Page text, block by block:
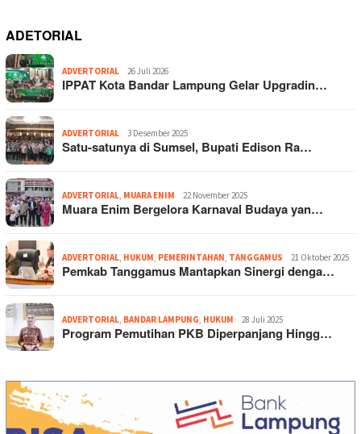
ADETORIAL
ADVERTORIAL 26 Juli 2026
IPPAT Kota Bandar Lampung Gelar Upgradin…
ADVERTORIAL 3 Desember 2025
Satu-satunya di Sumsel, Bupati Edison Ra…
ADVERTORIAL, MUARA ENIM 22 November 2025
Muara Enim Bergelora Karnaval Budaya yan…
ADVERTORIAL, HUKUM, PEMERINTAHAN, TANGGAMUS 21 Oktober 2025
Pemkab Tanggamus Mantapkan Sinergi denga…
ADVERTORIAL, BANDAR LAMPUNG, HUKUM 28 Juli 2025
Program Pemutihan PKB Diperpanjang Hingg…